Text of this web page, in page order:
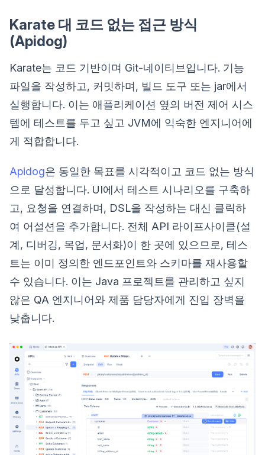
Karate 대 코드 없는 접근 방식
(Apidog)
Karate는 코드 기반이며 Git-네이티브입니다. 기능
파일을 작성하고, 커밋하며, 빌드 도구 또는 jar에서
실행합니다. 이는 애플리케이션 옆의 버전 제어 시스
템에 테스트를 두고 싶고 JVM에 익숙한 엔지니어에
게 적합합니다.
Apidog은 동일한 목표를 시각적이고 코드 없는 방식
으로 달성합니다. UI에서 테스트 시나리오를 구축하
고, 요청을 연결하며, DSL을 작성하는 대신 클릭하
여 어설션을 추가합니다. 전체 API 라이프사이클(설
계, 디버깅, 목업, 문서화)이 한 곳에 있으므로, 테스
트는 이미 정의한 엔드포인트와 스키마를 재사용할
수 있습니다. 이는 Java 프로젝트를 관리하고 싶지
않은 QA 엔지니어와 제품 담당자에게 진입 장벽을
낮춥니다.